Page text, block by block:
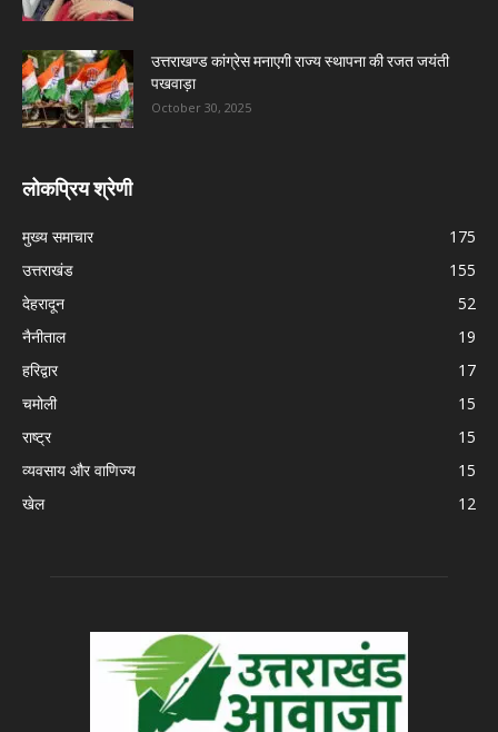
उत्तराखण्ड कांग्रेस मनाएगी राज्य स्थापना की रजत जयंती
पखवाड़ा
October 30, 2025
लोकप्रिय श्रेणी
मुख्य समाचार
175
उत्तराखंड
155
देहरादून
52
नैनीताल
19
हरिद्वार
17
चमोली
15
राष्ट्र
15
व्यवसाय और वाणिज्य
15
खेल
12